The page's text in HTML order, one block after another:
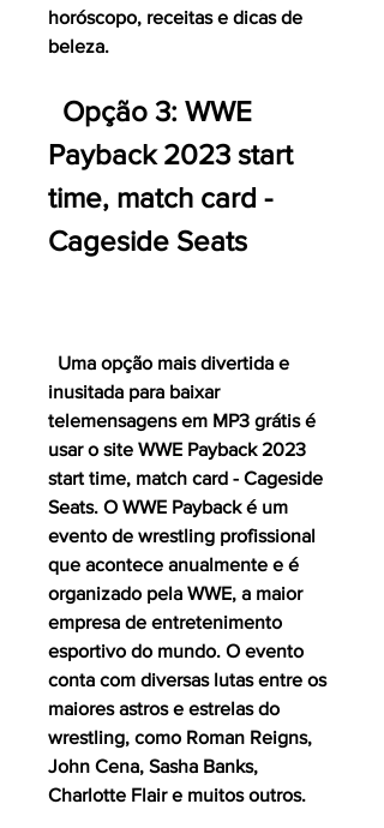
horóscopo, receitas e dicas de
beleza.
Payback 2023 start
time, match card -
Cageside Seats
inusitada para baixar
telemensagens em MP3 grátis é
usar o site WWE Payback 2023
start time, match card - Cageside
Seats. O WWE Payback é um
evento de wrestling profissional
que acontece anualmente e é
organizado pela WWE, a maior
empresa de entretenimento
esportivo do mundo. O evento
conta com diversas lutas entre os
maiores astros e estrelas do
wrestling, como Roman Reigns,
John Cena, Sasha Banks,
Charlotte Flair e muitos outros.